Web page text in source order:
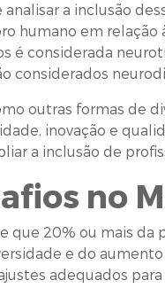
analisar a inclusão
humano em relação
é considerada
considerados
outras formas de
inovação e
a inclusão de
no
que 20% ou mais da
e do
adequados